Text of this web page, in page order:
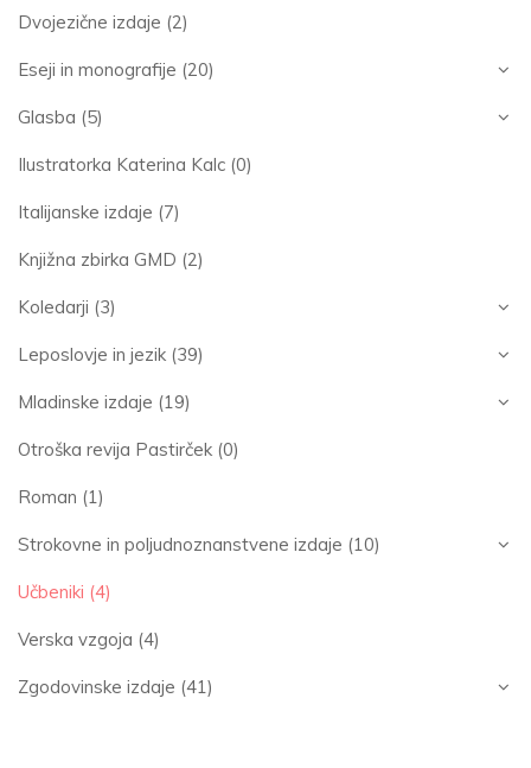
Dvojezične izdaje (2)
Eseji in monografije (20)
Glasba (5)
Ilustratorka Katerina Kalc (0)
Italijanske izdaje (7)
Knjižna zbirka GMD (2)
Koledarji (3)
Leposlovje in jezik (39)
Mladinske izdaje (19)
Otroška revija Pastirček (0)
Roman (1)
Strokovne in poljudnoznanstvene izdaje (10)
Učbeniki (4)
Verska vzgoja (4)
Zgodovinske izdaje (41)